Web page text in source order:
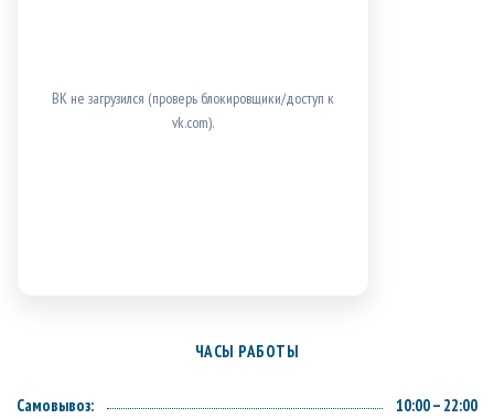
ВК не загрузился (проверь блокировщики/доступ к
vk.com).
ЧАСЫ РАБОТЫ
Самовывоз: 10:00 – 22:00